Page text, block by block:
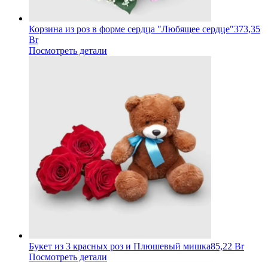
Корзина из роз в форме сердца "Любящее сердце"373,35
Br
Посмотреть детали
Букет из 3 красных роз и Плюшевый мишка85,22 Br
Посмотреть детали